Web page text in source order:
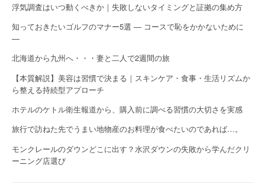
浮気調査はいつ動くべきか｜失敗しないタイミングと証拠の集め方
知っておきたいゴルフのマナー5選 — コースで恥をかかないために
—
北海道から九州へ・・・妻と二人で2週間の旅
【本質解説】美容は習慣で決まる｜スキンケア・食事・生活リズムか
ら整える持続型アプローチ
ホテルのケトル衛生報道から、購入前に調べる習慣の大切さを実感
旅行で訪ねた先でうまい地物産のお料理が食べたいのであれば…。
モンクレールのダウンどこに出す？水沢ダウンの失敗から学んだクリ
ーニング店選び